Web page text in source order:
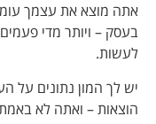
אתה מוצא את עצמך
בעסק – ויותר מדי
לעשות.
יש לך המון נתונים על
הוצאות – ואתה לא